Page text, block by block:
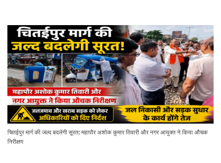
चितईपुर मार्ग की जल्द बदलेगी सूरत: महापौर अशोक कुमार तिवारी और नगर आयुक्त ने किया औचक
निरीक्षण